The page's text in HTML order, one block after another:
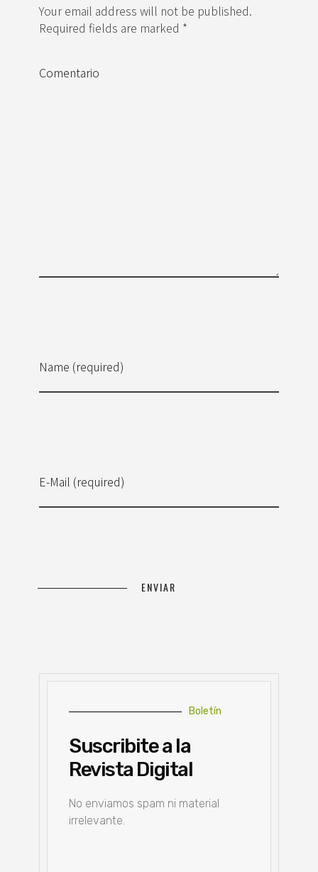
Your email address will not be published.
Required fields are marked *
Name (required)
E-Mail (required)
Comentario
Boletín
Suscribite a la
Revista Digital
No enviamos spam ni material
irrelevante.